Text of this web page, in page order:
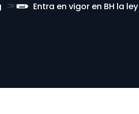
Entra en vigor en BH la